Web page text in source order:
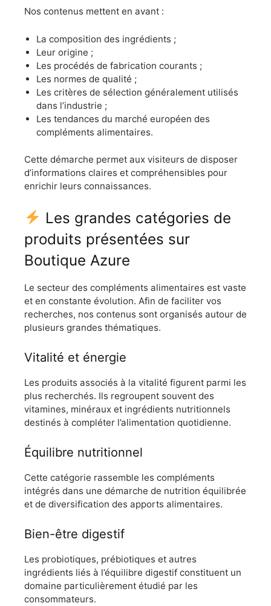
Nos contenus mettent en avant :
La composition des ingrédients ;
Leur origine ;
Les procédés de fabrication courants ;
Les normes de qualité ;
Les critères de sélection généralement utilisés
dans l’industrie ;
Les tendances du marché européen des
compléments alimentaires.
Cette démarche permet aux visiteurs de disposer
d’informations claires et compréhensibles pour
enrichir leurs connaissances.
Les grandes catégories de
produits présentées sur
Boutique Azure
Le secteur des compléments alimentaires est vaste
et en constante évolution. Afin de faciliter vos
recherches, nos contenus sont organisés autour de
plusieurs grandes thématiques.
Vitalité et énergie
Les produits associés à la vitalité figurent parmi les
plus recherchés. Ils regroupent souvent des
vitamines, minéraux et ingrédients nutritionnels
destinés à compléter l’alimentation quotidienne.
Équilibre nutritionnel
Cette catégorie rassemble les compléments
intégrés dans une démarche de nutrition équilibrée
et de diversification des apports alimentaires.
Bien-être digestif
Les probiotiques, prébiotiques et autres
ingrédients liés à l’équilibre digestif constituent un
domaine particulièrement étudié par les
consommateurs.